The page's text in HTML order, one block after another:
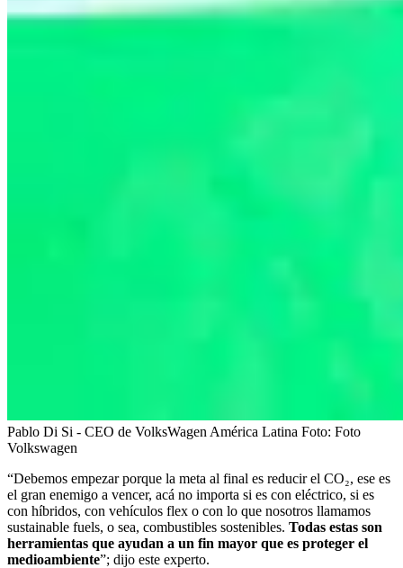
Pablo Di Si - CEO de VolksWagen América Latina Foto: Foto
Volkswagen
“Debemos empezar porque la meta al final es reducir el CO₂, ese es
el gran enemigo a vencer, acá no importa si es con eléctrico, si es
con híbridos, con vehículos flex o con lo que nosotros llamamos
sustainable fuels, o sea, combustibles sostenibles. Todas estas son
herramientas que ayudan a un fin mayor que es proteger el
medioambiente”; dijo este experto.